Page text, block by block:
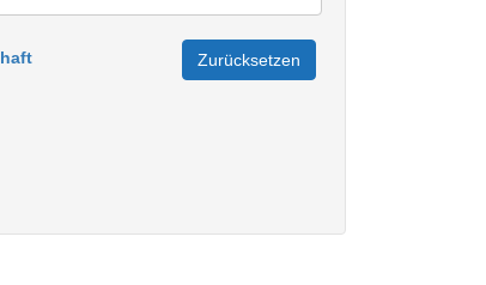
Zurücksetzen